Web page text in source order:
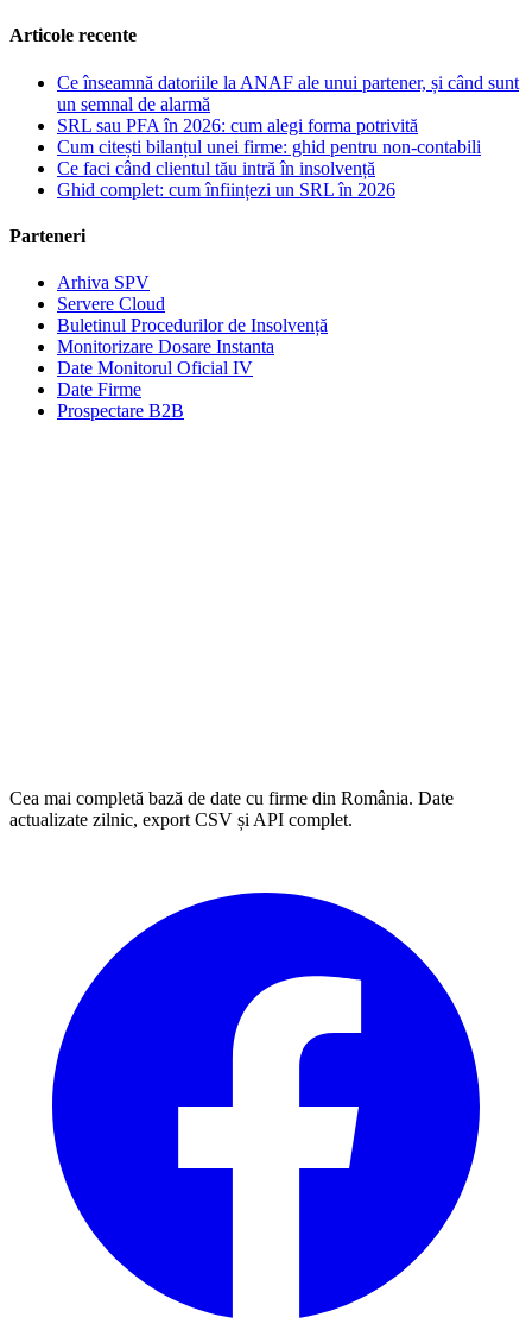
Articole recente
Ce înseamnă datoriile la ANAF ale unui partener, și când sunt
un semnal de alarmă
SRL sau PFA în 2026: cum alegi forma potrivită
Cum citești bilanțul unei firme: ghid pentru non-contabili
Ce faci când clientul tău intră în insolvență
Ghid complet: cum înființezi un SRL în 2026
Parteneri
Arhiva SPV
Servere Cloud
Buletinul Procedurilor de Insolvență
Monitorizare Dosare Instanta
Date Monitorul Oficial IV
Date Firme
Prospectare B2B
Cea mai completă bază de date cu firme din România. Date
actualizate zilnic, export CSV și API complet.